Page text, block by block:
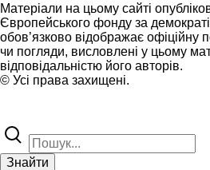
Матеріали на цьому сайті
Європейського фонду за
обов’язково відображає офіційну
чи погляди, висловлені у цьому
відповідальністю його авторів.
© Усі права захищені.
Знайти